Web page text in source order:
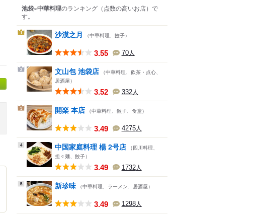
池袋×中華料理のランキング （点数の高いお店） で
す。
1 沙漠之月 （中華料理、餃子）
3.55 70人
2 文山包 池袋店 （中華料理、飲茶・点心、
居酒屋）
3.52 332人
3 開楽 本店 （中華料理、餃子、食堂）
3.49 4275人
4 中国家庭料理 楊 2号店 （四川料理、
担々麺、餃子）
3.49 1732人
5 新珍味 （中華料理、ラーメン、居酒屋）
3.49 1298人